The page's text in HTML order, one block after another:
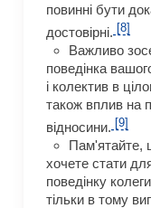
повинні бути
достовірні. [8]
Важливо
поведінка
і колектив в
також вплив на
відносини. [9]
Пам'ятайте,
хочете стати
поведінку
тільки в тому